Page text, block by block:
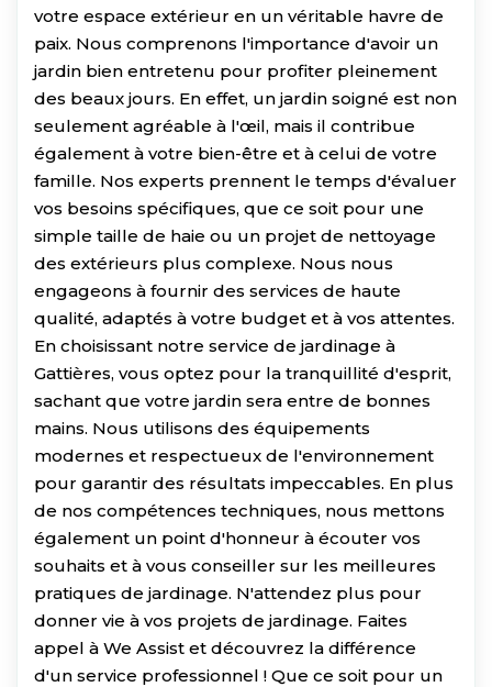
votre espace extérieur en un véritable havre de
paix. Nous comprenons l'importance d'avoir un
jardin bien entretenu pour profiter pleinement
des beaux jours. En effet, un jardin soigné est non
seulement agréable à l'œil, mais il contribue
également à votre bien-être et à celui de votre
famille. Nos experts prennent le temps d'évaluer
vos besoins spécifiques, que ce soit pour une
simple taille de haie ou un projet de nettoyage
des extérieurs plus complexe. Nous nous
engageons à fournir des services de haute
qualité, adaptés à votre budget et à vos attentes.
En choisissant notre service de jardinage à
Gattières, vous optez pour la tranquillité d'esprit,
sachant que votre jardin sera entre de bonnes
mains. Nous utilisons des équipements
modernes et respectueux de l'environnement
pour garantir des résultats impeccables. En plus
de nos compétences techniques, nous mettons
également un point d'honneur à écouter vos
souhaits et à vous conseiller sur les meilleures
pratiques de jardinage. N'attendez plus pour
donner vie à vos projets de jardinage. Faites
appel à We Assist et découvrez la différence
d'un service professionnel ! Que ce soit pour un